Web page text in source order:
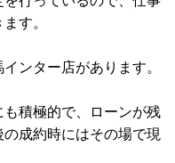
す。
ンター店があります。
積極的で、ローンが残
成約時にはその場で現